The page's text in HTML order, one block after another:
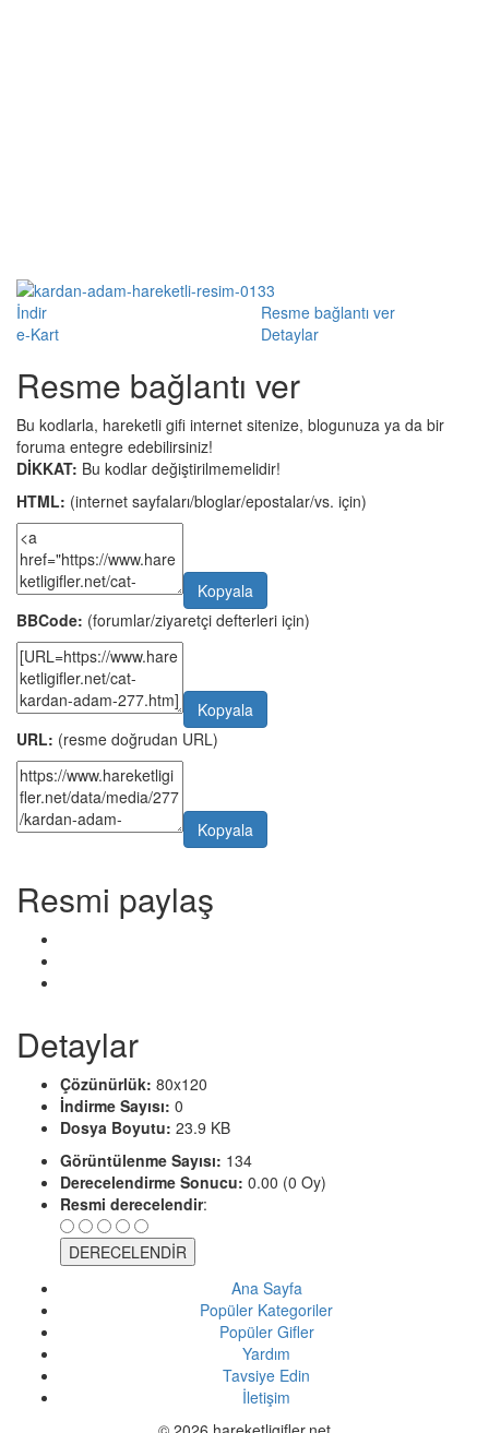
İndir
Resme bağlantı ver
e-Kart
Detaylar
Resme bağlantı ver
Bu kodlarla, hareketli gifi internet sitenize, blogunuza ya da bir
foruma entegre edebilirsiniz!
DİKKAT: Bu kodlar değiştirilmemelidir!
HTML: (internet sayfaları/bloglar/epostalar/vs. için)
Kopyala
BBCode: (forumlar/ziyaretçi defterleri için)
Kopyala
URL: (resme doğrudan URL)
Kopyala
Resmi paylaş
Detaylar
Çözünürlük: 80x120
İndirme Sayısı: 0
Dosya Boyutu: 23.9 KB
Görüntülenme Sayısı: 134
Derecelendirme Sonucu: 0.00 (0 Oy)
Resmi derecelendir:
Ana Sayfa
Popüler Kategoriler
Popüler Gifler
Yardım
Tavsiye Edin
İletişim